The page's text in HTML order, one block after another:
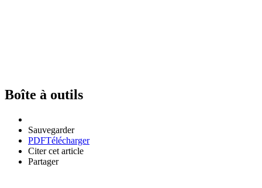
Boîte à outils
Sauvegarder
PDFTélécharger
Citer cet article
Partager